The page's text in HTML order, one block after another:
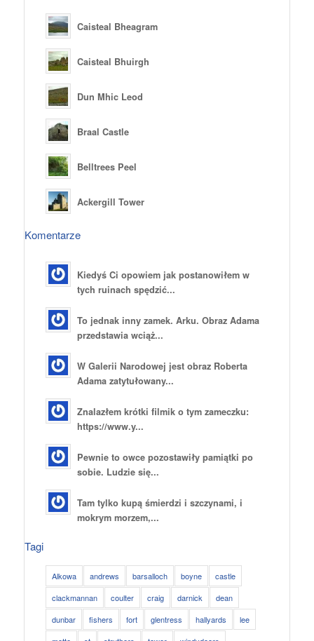
Caisteal Bheagram
Caisteal Bhuirgh
Dun Mhic Leod
Braal Castle
Belltrees Peel
Ackergill Tower
Komentarze
Kiedyś Ci opowiem jak postanowiłem w
tych ruinach spędzić...
To jednak inny zamek. Arku. Obraz Adama
przedstawia wciąż...
W Galerii Narodowej jest obraz Roberta
Adama zatytułowany...
Znalazłem krótki filmik o tym zameczku:
https://www.y...
Pewnie to owce pozostawiły pamiątki po
sobie. Ludzie się...
Tam tylko kupą śmierdzi i szczynami, i
mokrym morzem,...
Tagi
Alkowa andrews barsalloch boyne
castle
clackmannan
coulter craig darnick
dean
dunbar
fishers fort glentress hallyards
lee